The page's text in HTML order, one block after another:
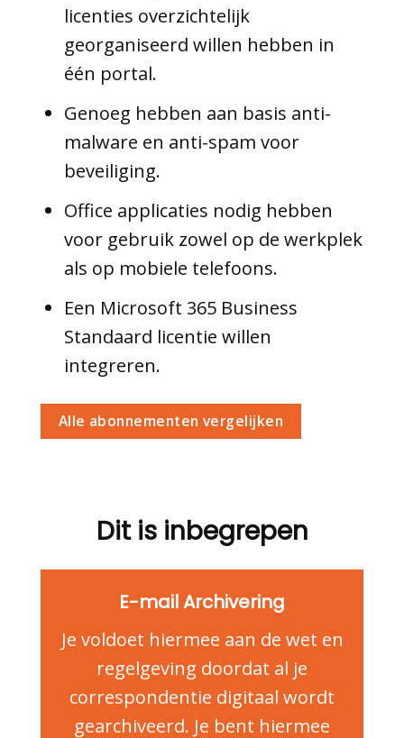
licenties overzichtelijk
georganiseerd willen hebben in
één portal.
Genoeg hebben aan basis anti-
malware en anti-spam voor
beveiliging.
Office applicaties nodig hebben
voor gebruik zowel op de werkplek
als op mobiele telefoons.
Een Microsoft 365 Business
Standaard licentie willen
integreren.
Alle abonnementen vergelijken
Dit is inbegrepen
E-mail Archivering
Je voldoet hiermee aan de wet en
regelgeving doordat al je
correspondentie digitaal wordt
gearchiveerd. Je bent hiermee